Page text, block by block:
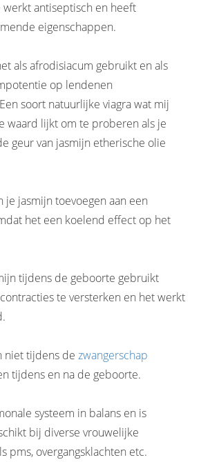
werkt antiseptisch en heeft
eigenschappen.
als afrodisiacum gebruikt en als
op lendenen
soort natuurlijke viagra wat mij
waard lijkt om te proberen als je
geur van jasmijn etherische olie
je jasmijn toevoegen aan een
het een koelend effect op het
tijdens de geboorte gebruikt
te versterken en het werkt
niet tijdens de zwangerschap
tijdens en na de geboorte.
systeem in balans en is
bij diverse vrouwelijke
pms, overgangsklachten etc.